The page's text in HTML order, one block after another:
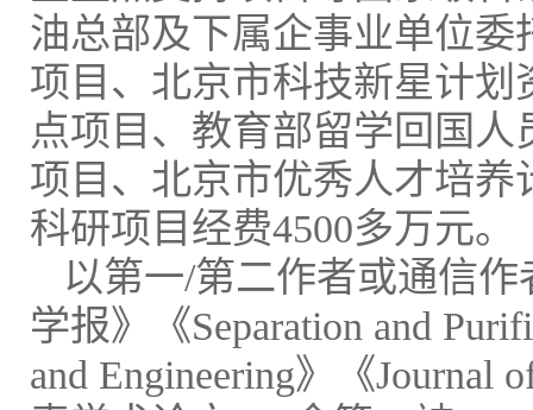
油总部及下属企事业单位
项目、北京市科技新星计
点项目、教育部留学回国
项目、北京市优秀人才培
科研项目经费4500多万元。
以第一/第二作者或通信
学报》《Separation and
and Engineering》《Journal